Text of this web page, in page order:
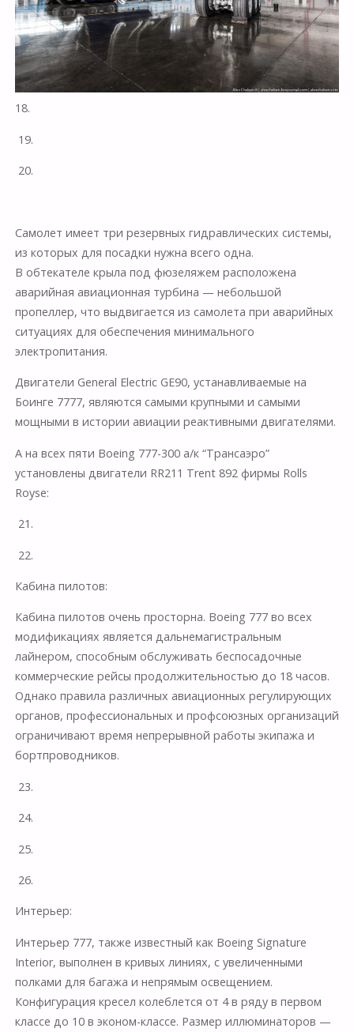
18.
19.
20.
Самолет имеет три резервных гидравлических системы,
из которых для посадки нужна всего одна.
В обтекателе крыла под фюзеляжем расположена
аварийная авиационная турбина — небольшой
пропеллер, что выдвигается из самолета при аварийных
ситуациях для обеспечения минимального
электропитания.
Двигатели General Electric GE90, устанавливаемые на
Боинге 7777, являются самыми крупными и самыми
мощными в истории авиации реактивными двигателями.
А на всех пяти Boeing 777-300 а/к “Трансаэро”
установлены двигатели RR211 Trent 892 фирмы Rolls
Royse:
21.
22.
Кабина пилотов:
Кабина пилотов очень просторна. Boeing 777 во всех
модификациях является дальнемагистральным
лайнером, способным обслуживать беспосадочные
коммерческие рейсы продолжительностью до 18 часов.
Однако правила различных авиационных регулирующих
органов, профессиональных и профсоюзных организаций
ограничивают время непрерывной работы экипажа и
бортпроводников.
23.
24.
25.
26.
Интерьер:
Интерьер 777, также известный как Boeing Signature
Interior, выполнен в кривых линиях, с увеличенными
полками для багажа и непрямым освещением.
Конфигурация кресел колеблется от 4 в ряду в первом
классе до 10 в эконом-классе. Размер иллюминаторов —